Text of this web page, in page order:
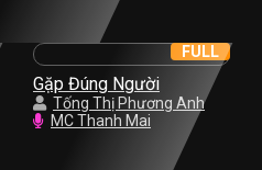
Gặp Đúng Người
Tống Thị Phương Anh
MC Thanh Mai
FULL